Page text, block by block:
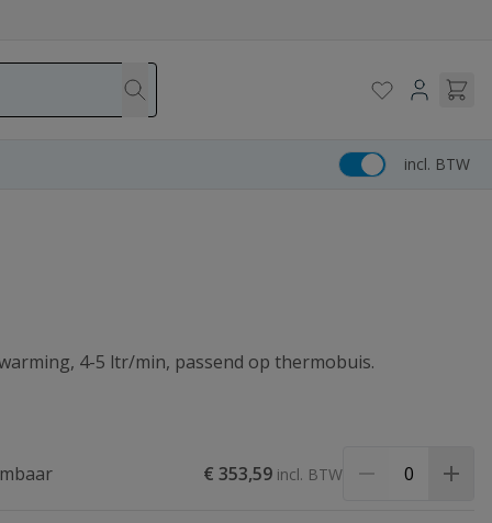
incl. BTW
4-5 ltr/min, passend op thermobuis.
€ 353,59